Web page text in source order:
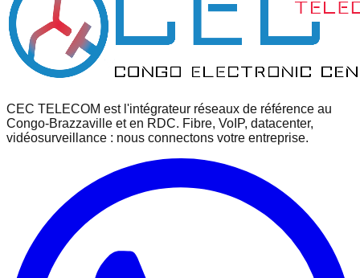
CEC TELECOM est l'intégrateur réseaux de référence au
Congo-Brazzaville et en RDC. Fibre, VoIP, datacenter,
vidéosurveillance : nous connectons votre entreprise.